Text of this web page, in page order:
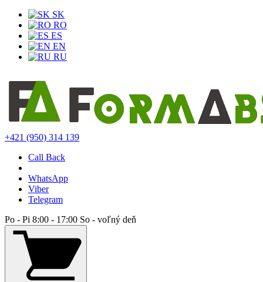
SK
RO
ES
EN
RU
+421 (950) 314 139
Call Back
WhatsApp
Viber
Telegram
Po - Pi 8:00 - 17:00 So - voľný deň